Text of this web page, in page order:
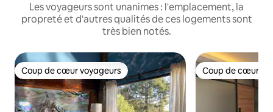
Les voyageurs sont unanimes : l'emplacement, la
propreté et d'autres qualités de ces logements sont
très bien notés.
Coup de cœur voyageurs
Coup de cœur voyageurs Coup de cœur
Coup de cœur